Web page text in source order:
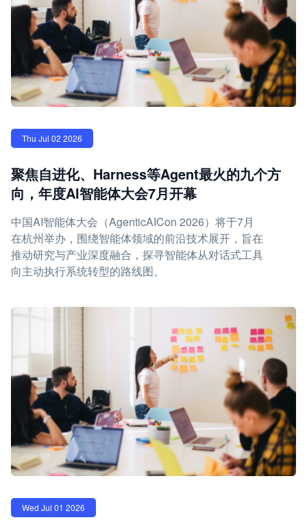
Thu Jul 02 2026
聚焦自进化、Harness等Agent最火的九个方
向，年度AI智能体大会7月开幕
中国AI智能体大会（AgenticAICon 2026）将于7月
在杭州举办，围绕智能体领域的前沿技术展开，旨在
推动研究与产业深度融合，探寻智能体从对话式工具
向主动执行系统转型的路线图。
Wed Jul 01 2026